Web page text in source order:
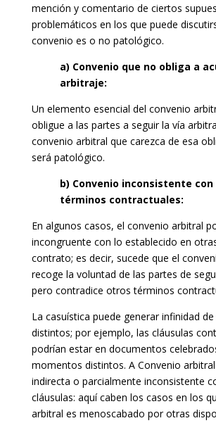
mención y comentario de ciertos
problemáticos en los que puede
convenio es o no patológico.
a) Convenio que no obliga a
arbitraje:
Un elemento esencial del convenio
obligue a las partes a seguir la vía
convenio arbitral que carezca de esa
será patológico.
b) Convenio inconsistente
términos contractuales:
En algunos casos, el convenio arbitral
incongruente con lo establecido en
contrato; es decir, sucede que el
recoge la voluntad de las partes de
pero contradice otros términos
La casuística puede generar infinidad
distintos; por ejemplo, las cláusulas
podrían estar en documentos
momentos distintos. A Convenio
indirecta o parcialmente inconsistente
cláusulas: aquí caben los casos en los
arbitral es menoscabado por otras